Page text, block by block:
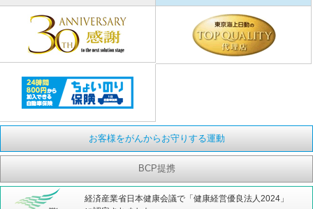
お客様をがんからお守りする運動
BCP提携
経済産業省日本健康会議で「健康経営優良法人2024」